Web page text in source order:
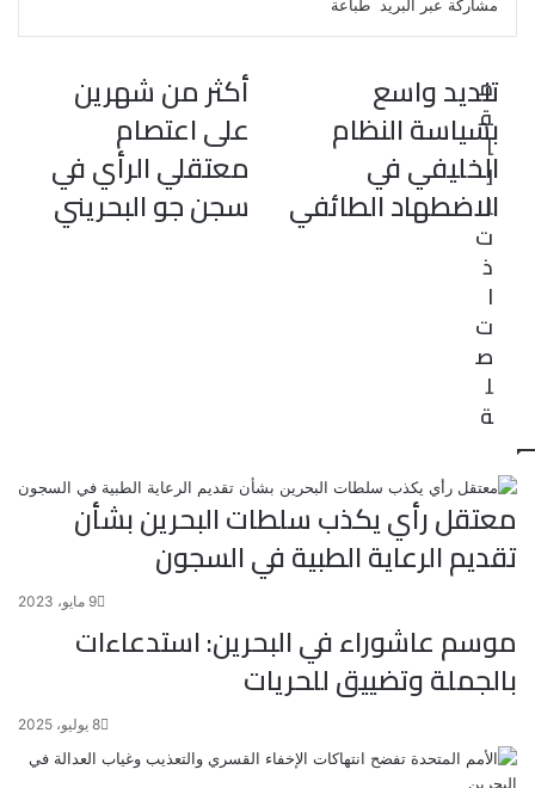
ك
د
إ
b
l
ي
ر
س
ت
d
i
ا
ب
مشاركة عبر البريد طباعة
أكثر من شهرين
على اعتصام
معتقلي الرأي في
سجن جو البحريني
تنديد واسع
بسياسة النظام
الخليفي في
الاضطهاد الطائفي
م
ق
ا
ل
ا
ت
ذ
ا
ت
ص
ل
ة
معتقل رأي يكذب سلطات البحرين بشأن
تقديم الرعاية الطبية في السجون
9 مايو، 2023
موسم عاشوراء في البحرين: استدعاءات
بالجملة وتضييق للحريات
8 يوليو، 2025